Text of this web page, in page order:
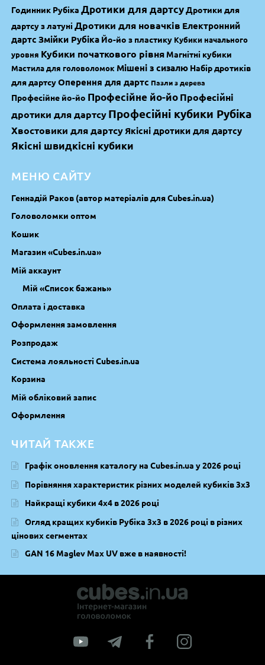
Годинник Рубіка Дротики для дартсуДротики для
дартсу з латуніДротики для новачків Електронний
дартс Змійки Рубіка Йо-йо з пластику Кубики начального
уровня Кубики початкового рівня Магнітні кубики
Мастила для головоломок Мішені з сизалю Набір дротиків
для дартсуОперення для дартс Пазли з дерева
Професійне йо-йо Професійне йо-йоПрофесійні
дротики для дартсуПрофесійні кубики Рубіка
Хвостовики для дартсу Якісні дротики для дартсу
Якісні швидкісні кубики
МЕНЮ САЙТУ
Геннадій Раков (автор матеріалів для Cubes.in.ua)
Головоломки оптом
Кошик
Магазин «Cubes.in.ua»
Мій аккаунт
Мій «Список бажань»
Оплата і доставка
Оформлення замовлення
Розпродаж
Система лояльності Cubes.in.ua
Корзина
Мій обліковий запис
Оформлення
ЧИТАЙ ТАКЖЕ
Графік оновлення каталогу на Cubes.in.ua у 2026 році
Порівняння характеристик різних моделей кубиків 3х3
Найкращі кубики 4х4 в 2026 році
Огляд кращих кубиків Рубіка 3х3 в 2026 році в різних
цінових сегментах
GAN 16 Maglev Max UV вже в наявності!